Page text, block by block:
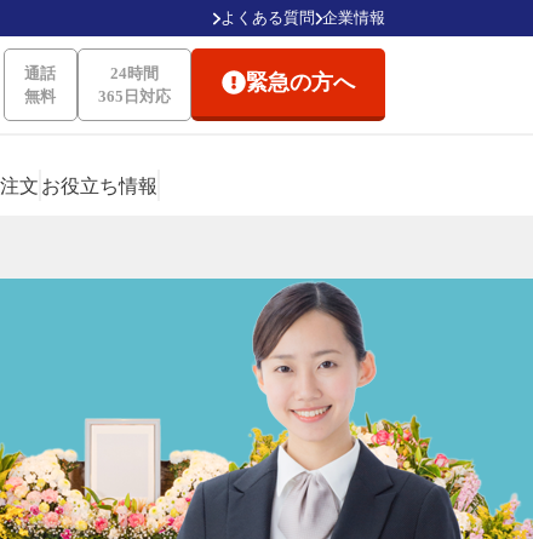
よくある質問 企業情報
通話
無料
24時間
365日対応
緊急の方へ
文 お役立ち情報